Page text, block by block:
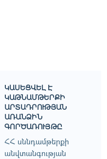
ԿԱՍԵՑՎԵԼ Է
ԿԱԹՆԱՄԹԵՐՔԻ
ԱՐՏԱԴՐՈՒԹՅԱՆ
ԱՌԱՆՁԻՆ
ԳՈՐԾԱՌՈՒՅԹԸ
ՀՀ սննդամթերքի
անվտանգության